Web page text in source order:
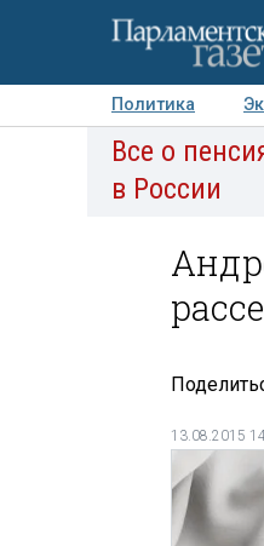
Политика
Авторы
Все о
в России
13.08.2015